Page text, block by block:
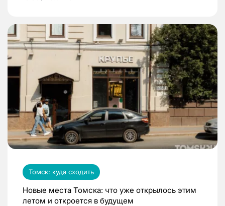
Томск: куда сходить
Новые места Томска: что уже открылось этим
летом и откроется в будущем